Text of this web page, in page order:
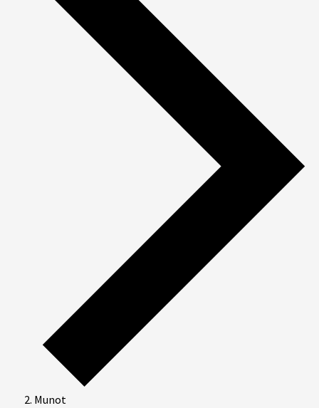
Munot